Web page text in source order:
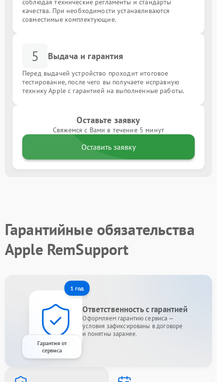
соблюдая технические регламенты и стандарты
качества. При необходимости устанавливаются
совместимые комплектующие.
5 Выдача и гарантия
Перед выдачей устройство проходит итоговое
тестирование, после чего вы получаете исправную
технику Apple с гарантией на выполненные работы.
Оставьте заявку
Свяжемся с Вами в течение 5 минут
Оставить заявку
Гарантийные обязательства
Apple RemSupport
1 год
Гарантия от
сервиса
Ответственность с гарантией
Оформляем гарантию сервиса —
условия зафиксированы в договоре
и понятны заранее.